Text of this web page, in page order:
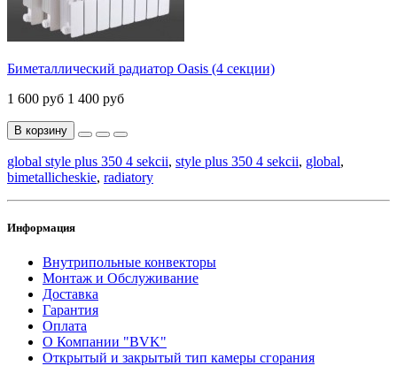
Биметаллический радиатор Oasis (4 секции)
1 600 руб 1 400 руб
В корзину
global style plus 350 4 sekcii, style plus 350 4 sekcii, global,
bimetallicheskie, radiatory
Информация
Внутрипольные конвекторы
Монтаж и Обслуживание
Доставка
Гарантия
Оплата
О Компании "BVK"
Открытый и закрытый тип камеры сгорания